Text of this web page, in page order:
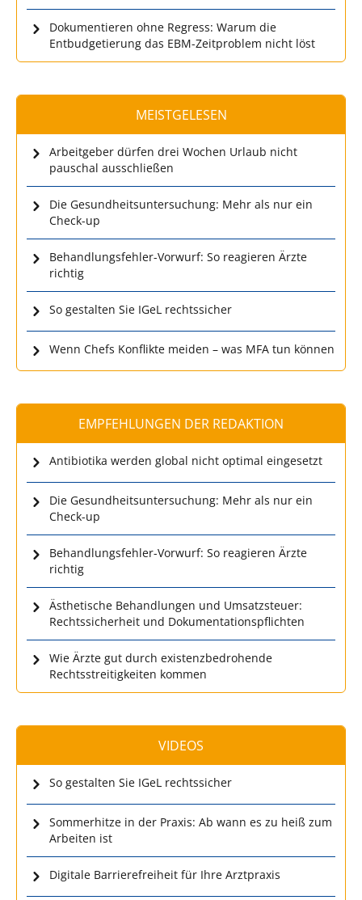
Dokumentieren ohne Regress: Warum die
Entbudgetierung das EBM-Zeitproblem nicht löst
MEISTGELESEN
Arbeitgeber dürfen drei Wochen Urlaub nicht
pauschal ausschließen
Die Gesundheitsuntersuchung: Mehr als nur ein
Check-up
Behandlungsfehler-Vorwurf: So reagieren Ärzte
richtig
So gestalten Sie IGeL rechtssicher
Wenn Chefs Konflikte meiden – was MFA tun können
EMPFEHLUNGEN DER REDAKTION
Antibiotika werden global nicht optimal eingesetzt
Die Gesundheitsuntersuchung: Mehr als nur ein
Check-up
Behandlungsfehler-Vorwurf: So reagieren Ärzte
richtig
Ästhetische Behandlungen und Umsatzsteuer:
Rechtssicherheit und Dokumentationspflichten
Wie Ärzte gut durch existenzbedrohende
Rechtsstreitigkeiten kommen
VIDEOS
So gestalten Sie IGeL rechtssicher
Sommerhitze in der Praxis: Ab wann es zu heiß zum
Arbeiten ist
Digitale Barrierefreiheit für Ihre Arztpraxis